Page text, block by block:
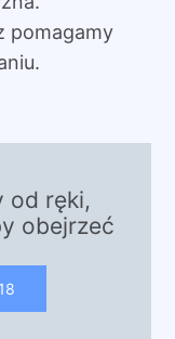
pomagamy
od ręki,
obejrzeć